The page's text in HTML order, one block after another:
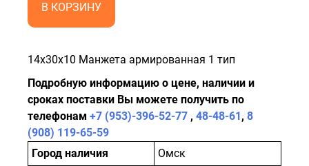
В КОРЗИНУ
14x30x10 Манжета армированная 1 тип
Подробную информацию о цене, наличии и
сроках поставки Вы можете получить по
телефонам +7 (953)-396-52-77 , 48-48-61, 8
(908) 119-65-59
Город наличия
Омск